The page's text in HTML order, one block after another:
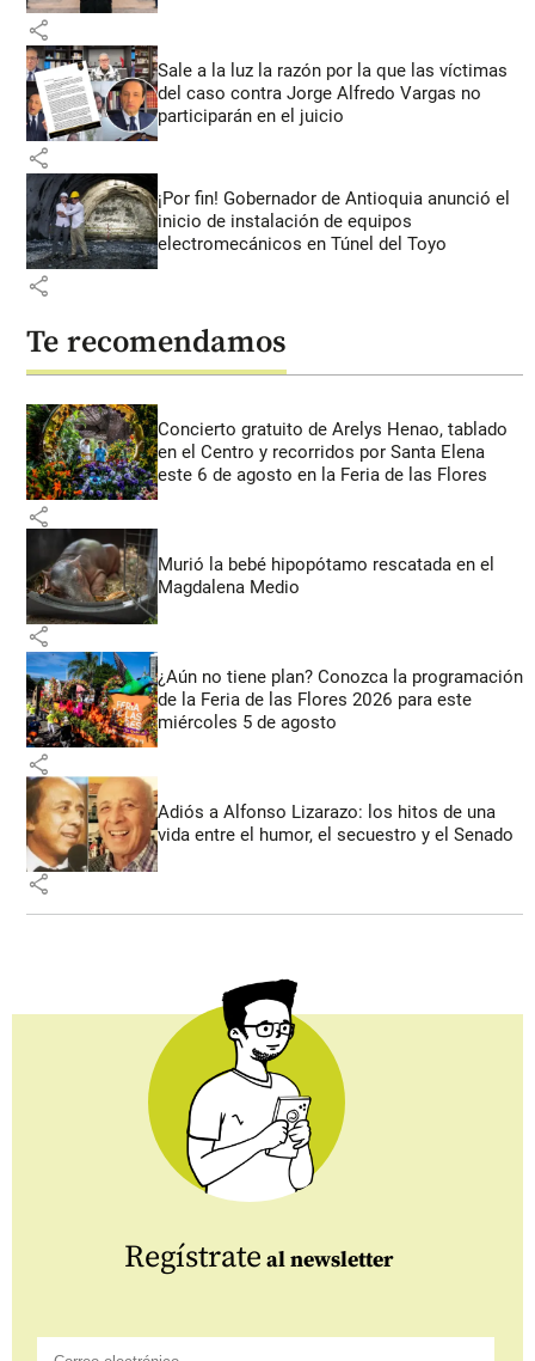
share
Sale a la luz la razón por la que las víctimas
del caso contra Jorge Alfredo Vargas no
participarán en el juicio
share
¡Por fin! Gobernador de Antioquia anunció el
inicio de instalación de equipos
electromecánicos en Túnel del Toyo
share
Te recomendamos
Concierto gratuito de Arelys Henao, tablado
en el Centro y recorridos por Santa Elena
este 6 de agosto en la Feria de las Flores
share
Murió la bebé hipopótamo rescatada en el
Magdalena Medio
share
¿Aún no tiene plan? Conozca la programación
de la Feria de las Flores 2026 para este
miércoles 5 de agosto
share
Adiós a Alfonso Lizarazo: los hitos de una
vida entre el humor, el secuestro y el Senado
share
Regístrate al newsletter